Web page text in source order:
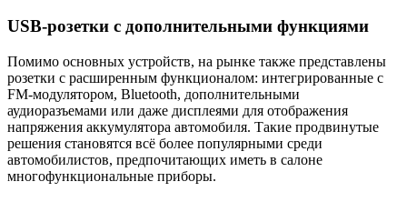
USB-розетки с дополнительными функциями
Помимо основных устройств, на рынке также представлены
розетки с расширенным функционалом: интегрированные с
FM-модулятором, Bluetooth, дополнительными
аудиоразъемами или даже дисплеями для отображения
напряжения аккумулятора автомобиля. Такие продвинутые
решения становятся всё более популярными среди
автомобилистов, предпочитающих иметь в салоне
многофункциональные приборы.